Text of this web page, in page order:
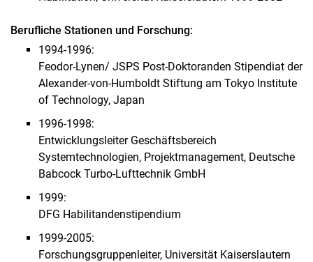
Berufliche Stationen und Forschung:
1994-1996:
Feodor-Lynen/ JSPS Post-Doktoranden Stipendiat der
Alexander-von-Humboldt Stiftung am Tokyo Institute
of Technology, Japan
1996-1998:
Entwicklungsleiter Geschäftsbereich
Systemtechnologien, Projektmanagement, Deutsche
Babcock Turbo-Lufttechnik GmbH
1999:
DFG Habilitandenstipendium
1999-2005:
Forschungsgruppenleiter, Universität Kaiserslautern